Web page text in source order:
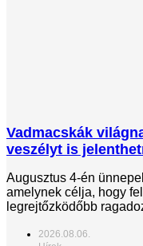
Vadmacskák
veszélyt is
Augusztus 4-én
amelynek célja, hogy
legrejtőzködőbb
2026.08.06.